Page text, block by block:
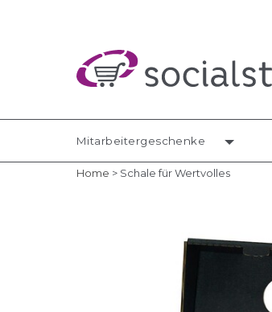
Mitarbeitergeschenke
Home > Schale für Wertvolles